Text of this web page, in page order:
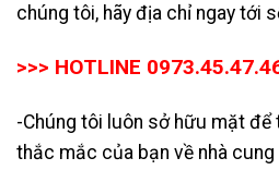
chúng tôi, hãy địa chỉ ngay tới
>>> HOTLINE
-Chúng tôi luôn sở hữu mặt để
thắc mắc của bạn về nhà